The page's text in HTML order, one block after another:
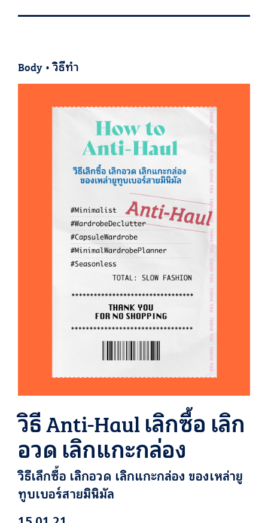
Body •วิธีทำ
วิธี Anti-Haul เลิกซื้อ เลิก
อวด เลิกแกะกล่อง
วิธีเลืกซื้อ เลิกอวด เลิกแกะกล่อง ของเหล่ายู
ทูบเบอร์สายมินิมัล